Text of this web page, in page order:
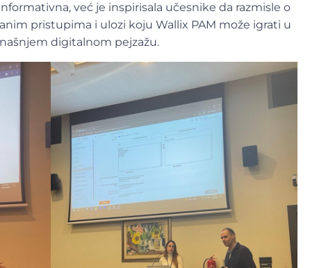
već je inspirisala učesnike da razmisle o
pristupima i ulozi koju Wallix PAM može igrati u
digitalnom pejzažu.